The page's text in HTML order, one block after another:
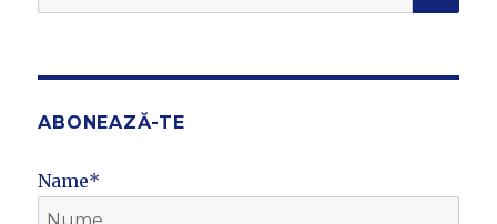
for:
ABONEAZĂ-TE
Name*